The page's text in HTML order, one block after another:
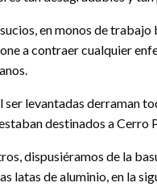
en monos de
a contraer cualquier
ser levantadas derraman
destinados a Cerro
dispusiéramos de la
latas de aluminio, en la